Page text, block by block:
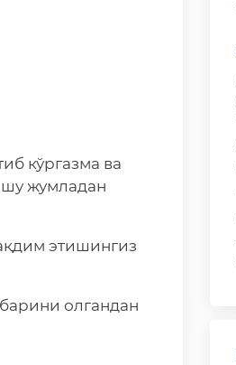
кўргазма ва
жумладан
этишингиз
олгандан